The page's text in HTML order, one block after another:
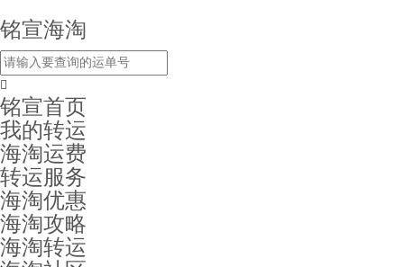
铭宣海淘
铭宣首页
我的转运
海淘运费
转运服务
海淘优惠
海淘攻略
海淘转运